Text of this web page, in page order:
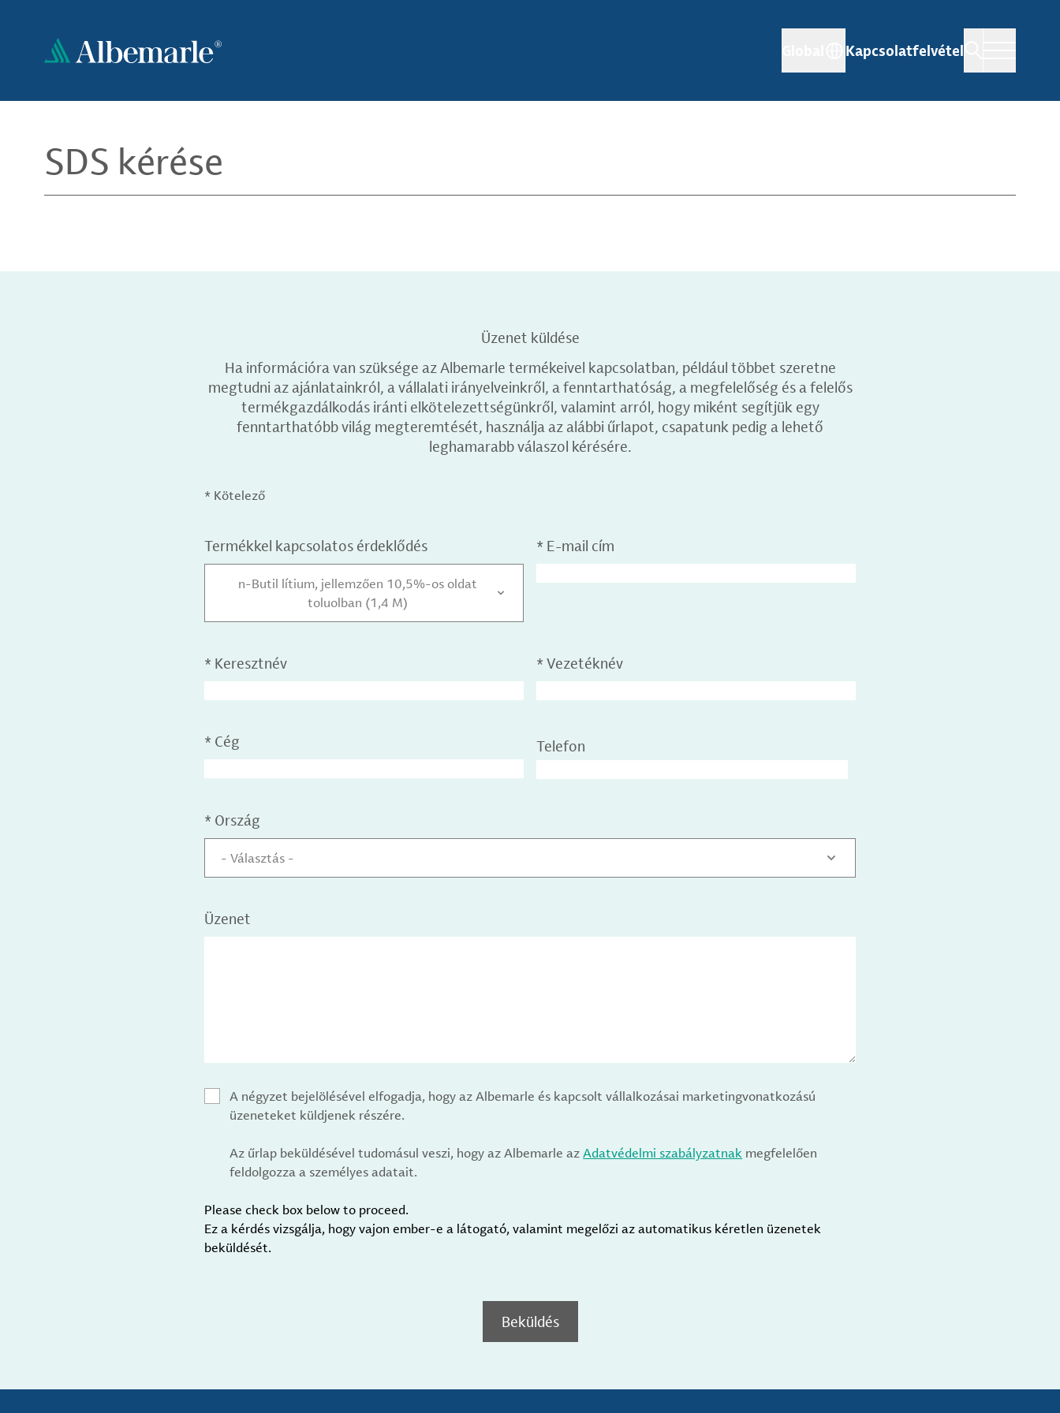
tartalomra
Kapcsolatfelvétel
SDS kérése
Üzenet küldése
Ha információra van szüksége az Albemarle termékeivel kapcsolatban, például többet szeretne
megtudni az ajánlatainkról, a vállalati irányelveinkről, a fenntarthatóság, a megfelelőség és a felelős
termékgazdálkodás iránti elkötelezettségünkről, valamint arról, hogy miként segítjük egy
fenntarthatóbb világ megteremtését, használja az alábbi űrlapot, csapatunk pedig a lehető
leghamarabb válaszol kérésére.
* Kötelező
Termékkel kapcsolatos érdeklődés
n-Butil lítium, jellemzően 10,5%-os oldat
toluolban (1,4 M)
* E-mail cím
* Keresztnév * Vezetéknév
* Cég Telefon
* Ország
- Választás -
Üzenet
A négyzet bejelölésével elfogadja, hogy az Albemarle és kapcsolt vállalkozásai marketingvonatkozású
üzeneteket küldjenek részére.
Az űrlap beküldésével tudomásul veszi, hogy az Albemarle azAdatvédelmi szabályzatnak megfelelően
feldolgozza a személyes adatait.
Please check box below to proceed.
Ez a kérdés vizsgálja, hogy vajon ember-e a látogató, valamint megelőzi az automatikus kéretlen üzenetek
beküldését.
Beküldés